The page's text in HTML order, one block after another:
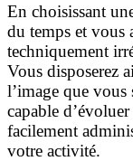
En choisissant
du temps et vous
techniquement
Vous disposerez
l’image que vous
capable
facilement
votre activité.